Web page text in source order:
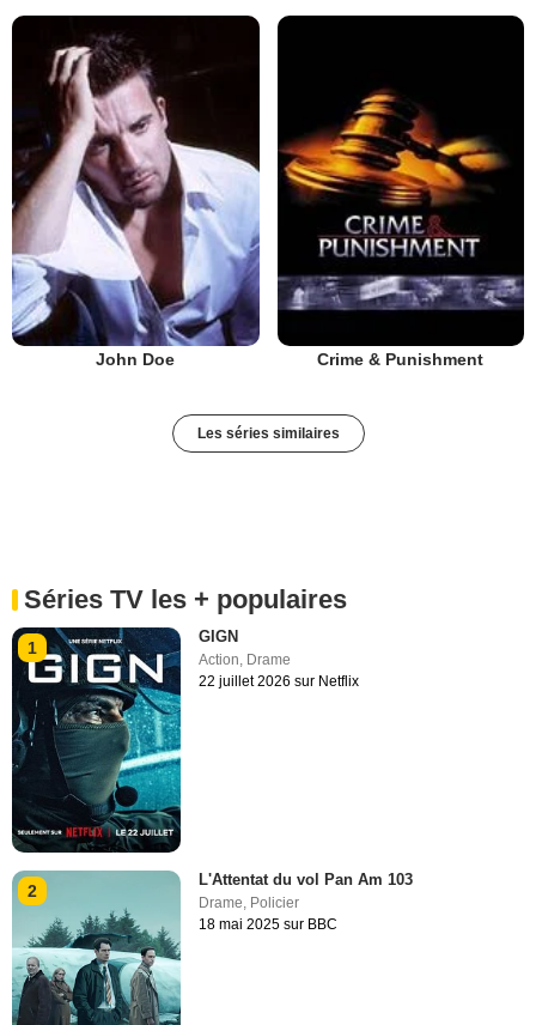
John Doe Crime & Punishment
Les séries similaires
Séries TV les + populaires
1
GIGN
Action Drame
22 juillet 2026 sur Netflix
2
L'Attentat du vol Pan Am 103
Drame, Policier
18 mai 2025 sur BBC